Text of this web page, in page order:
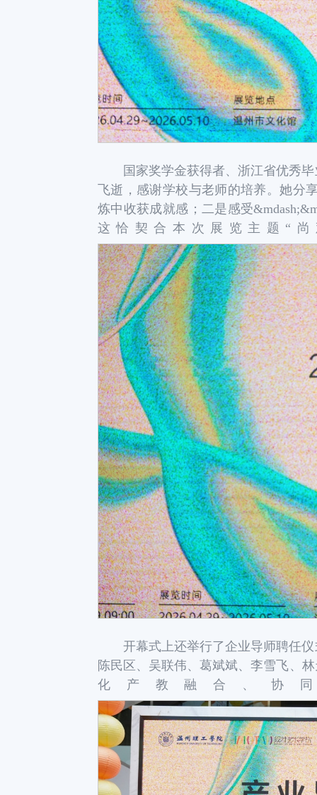
国家奖学金获得者、浙江省优秀
飞逝，感谢学校与老师的培养。她分
炼中收获成就感；二是感受
这恰契合本次展览主题“
开幕式上还举行了企业导师聘任
陈民区、吴联伟、葛斌斌、李雪飞、
化产教融合、协